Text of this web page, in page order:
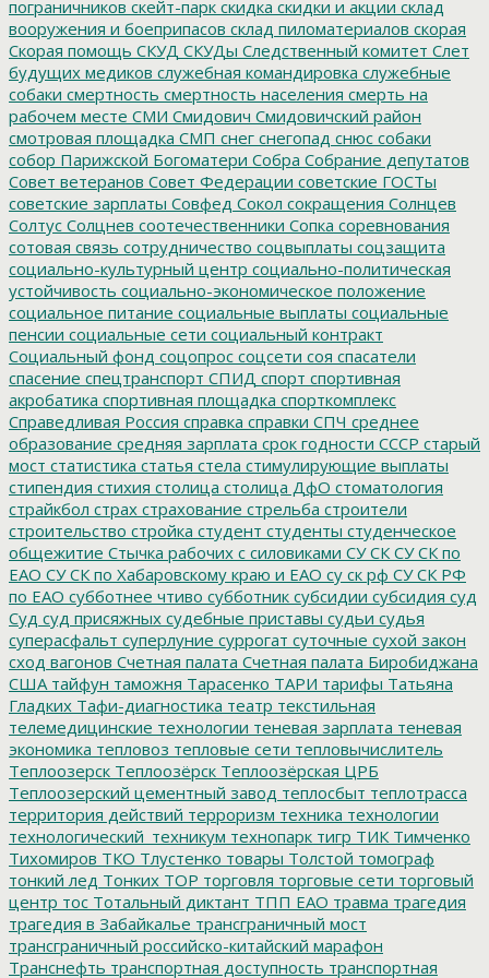
пограничников скейт-парк скидка скидки и акции склад
вооружения и боеприпасов склад пиломатериалов скорая
Скорая помощь СКУД СКУДы Следственный комитет Слет
будущих медиков служебная командировка служебные
собаки смертность смертность населения смерть на
рабочем месте СМИ Смидович Смидовичский район
смотровая площадка СМП снег снегопад снюс собаки
собор Парижской Богоматери Собра Собрание депутатов
Совет ветеранов Совет Федерации советские ГОСТы
советские зарплаты Совфед Сокол сокращения Солнцев
Солтус Солцнев соотечественники Сопка соревнования
сотовая связь сотрудничество соцвыплаты соцзащита
социально-культурный центр социально-политическая
устойчивость социально-экономическое положение
социальное питание социальные выплаты социальные
пенсии социальные сети социальный контракт
Социальный фонд соцопрос соцсети соя спасатели
спасение спецтранспорт СПИД спорт спортивная
акробатика спортивная площадка спорткомплекс
Справедливая Россия справка справки СПЧ среднее
образование средняя зарплата срок годности СССР старый
мост статистика статья стела стимулирующие выплаты
стипендия стихия столица столица ДфО стоматология
страйкбол страх страхование стрельба строители
строительство стройка студент студенты студенческое
общежитие Стычка рабочих с силовиками СУ СК СУ СК по
ЕАО СУ СК по Хабаровскому краю и ЕАО су ск рф СУ СК РФ
по ЕАО субботнее чтиво субботник субсидии субсидия суд
Суд суд присяжных судебные приставы судьи судья
суперасфальт суперлуние суррогат суточные сухой закон
сход вагонов Счетная палата Счетная палата Биробиджана
США тайфун таможня Тарасенко ТАРИ тарифы Татьяна
Гладких Тафи-диагностика театр текстильная
телемедицинские технологии теневая зарплата теневая
экономика тепловоз тепловые сети тепловычислитель
Теплоозерск Теплоозёрск Теплоозёрская ЦРБ
Теплоозерский цементный завод теплосбыт теплотрасса
территория действий терроризм техника технологии
технологический_техникум технопарк тигр ТИК Тимченко
Тихомиров ТКО Тлустенко товары Толстой томограф
тонкий лед Тонких ТОР торговля торговые сети торговый
центр тос Тотальный диктант ТПП ЕАО травма трагедия
трагедия в Забайкалье трансграничный мост
трансграничный российско-китайский марафон
Транснефть транспортная доступность транспортная